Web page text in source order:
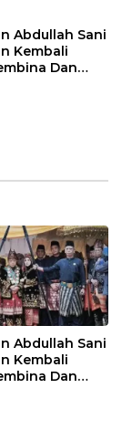
Abdullah Sani
Kembali
Dan
Abdullah Sani
Kembali
Dan